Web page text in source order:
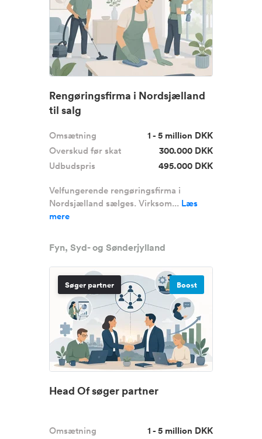
Rengøringsfirma i Nordsjælland
til salg
Omsætning
1 - 5 million DKK
Overskud før skat
300.000 DKK
Udbudspris
495.000 DKK
Velfungerende rengøringsfirma i
Nordsjælland sælges. Virksom... Læs
mere
Fyn, Syd- og Sønderjylland
Søger partner Boost
Head Of søger partner
Omsætning
1 - 5 million DKK